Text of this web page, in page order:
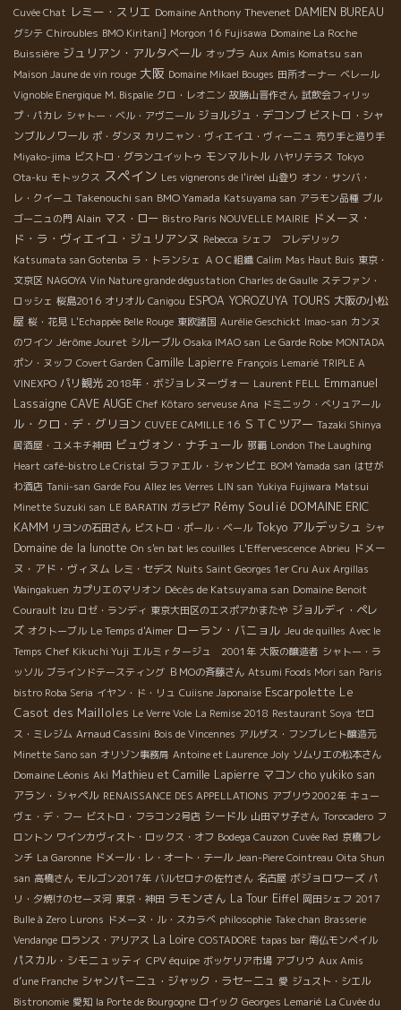
Cuvée Chat レミー・スリエ Domaine Anthony Thevenet DAMIEN BUREAU
グシテ Chiroubles BMO Kiritani] Morgon 16 Fujisawa Domaine La Roche
Buissière ジュリアン・アルタベール オップラ Aux Amis Komatsu san
Maison Jaune de vin rouge 大阪 Domaine Mikael Bouges 田所オーナー ベレール
Vignoble Energique M. Bispalie クロ・レオニン 故勝山晋作さん 試飲会フィリッ
プ・パカレ シャトー・ベル・アヴニール ジョルジュ・デコンブ ビストロ・シャ
ンブルノワール ポ・ダンヌ カリニャン・ヴィエイユ・ヴィーニュ 売り手と造り手
Miyako-jima ビストロ・グランユイットゥ モンマルトル ハヤリテラス Tokyo
Ota-ku モトックス スペイン Les vignerons de l'iréel 山登り オン・サンバ・
レ・クイーユ Takenouchi san BMO Yamada Katsuyama san アラモン品種 ブル
ゴーニュの門 Alain マス・ロー Bistro Paris NOUVELLE MAIRIE ドメーヌ・
ド・ラ・ヴィエイユ・ジュリアンヌ Rebecca シェフ フレデリック
Katsumata san Gotenba ラ・トランシェ ＡＯＣ組織 Calim Mas Haut Buis 東京・
文京区 NAGOYA Vin Nature grande dégustation Charles de Gaulle ステファン・
ロッシェ 桜島2016 オリオル Canigou ESPOA YOROZUYA TOURS 大阪の小松
屋 桜・花見 L'Echappée Belle Rouge 東欧諸国 Aurélie Geschickt Imao-san カンヌ
のワイン Jérôme Jouret シルーブル Osaka IMAO san Le Garde Robe MONTADA
ポン・ヌッフ Covert Garden Camille Lapierre François Lemarié TRIPLE A
VINEXPO パリ観光 2018年・ボジョレヌーヴォー Laurent FELL Emmanuel
Lassaigne CAVE AUGE Chef Kôtaro serveuse Ana ドミニック・べリュアール
ル・クロ・デ・グリヨン CUVEE CAMILLE 16 ＳＴＣツアー Tazaki Shinya
居酒屋・ユメキチ神田 ビュヴォン・ナチュール 那覇 London The Laughing
Heart café-bistro Le Cristal ラファエル・シャンピエ BOM Yamada san はせが
わ酒店 Tanii-san Garde Fou Allez les Verres LIN san Yukiya Fujiwara Matsui
Minette Suzuki san LE BARATIN ガラピア Rémy Soulié DOMAINE ERIC
KAMM リヨンの石田さん ビストロ・ポール・ベール Tokyo アルデッシュ シャ
Domaine de la lunotte On s'en bat les couilles L'Effervescence Abrieu ドメー
ヌ・アド・ヴィヌム レミ・セデス Nuits Saint Georges 1er Cru Aux Argillas
Waingakuen カプリエのマリオン Décès de Katsuyama san Domaine Benoit
Courault Izu ロゼ・ランディ 東京大田区のエスポアかまたや ジョルディ・ペレ
ズ オクトーブル Le Temps d'Aimer ローラン・バニョル Jeu de quilles Avec le
Temps Chef Kikuchi Yuji エルミｒタージュ 2001年 大阪の醸造者 シャトー・ラ
ッソル ブラインドテースティング ＢＭОの斉藤さん Atsumi Foods Mori san Paris
bistro Roba Seria イヤン・ド・リュ Cuiisne Japonaise Escarpolette Le
Casot des Mailloles Le Verre Vole La Remise 2018 Restaurant Soya セロ
ス・ミレジム Arnaud Cassini Bois de Vincennes アルザス・フンブレヒト醸造元
Minette Sano san オリゾン事務局 Antoine et Laurence Joly ソムリエの松本さん
Domaine Léonis Aki Mathieu et Camille Lapierre マコン cho yukiko san
アラン・シャペル RENAISSANCE DES APPELLATIONS アブリウ2002年 キュー
ヴェ・デ・フー ビストロ・フラコン2号店 シードル 山田マサ子さん Torocadero フ
ロントン ワインカヴィスト・ロックス・オフ Bodega Cauzon Cuvée Red 京橋フレ
ンチ La Garonne ドメール・レ・オート・テール Jean-Piere Cointreau Oita Shun
san 高橋さん モルゴン2017年 バルセロナの佐竹さん 名古屋 ボジョロワーズ パ
リ・夕焼けのセーヌ河 東京・神田 ラモンさん La Tour Eiffel 岡田シェフ 2017
Bulle à Zero Lurons ドメーヌ・ル・スカラベ philosophie Take chan Brasserie
Vendange ロランス・アリアス La Loire COSTADORE tapas bar 南仏モンペイル
パスカル・シモニュッティ CPV équipe ボッケリア市場 アブリウ Aux Amis
d’une Franche シャンパ－ニュ・ジャック・ラセ－ニュ 愛 ジュスト・シエル
Bistronomie 愛知 la Porte de Bourgogne ロイック Georges Lemarié La Cuvée du